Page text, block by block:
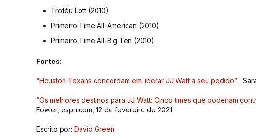
Troféu Lott (2010)
Primeiro Time All-American (2010)
Primeiro Time All-Big Ten (2010)
Fontes:
“Houston Texans concordam em liberar JJ Watt a seu pedido”,
“Os melhores destinos para JJ Watt: Cinco times que poderiam
Fowler, espn.com, 12 de fevereiro de 2021.
Escrito por: David Green